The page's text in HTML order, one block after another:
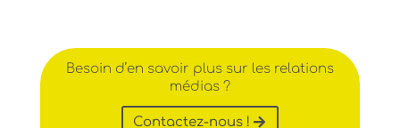
Besoin d’en savoir plus sur les relations
médias ?
Contactez-nous !